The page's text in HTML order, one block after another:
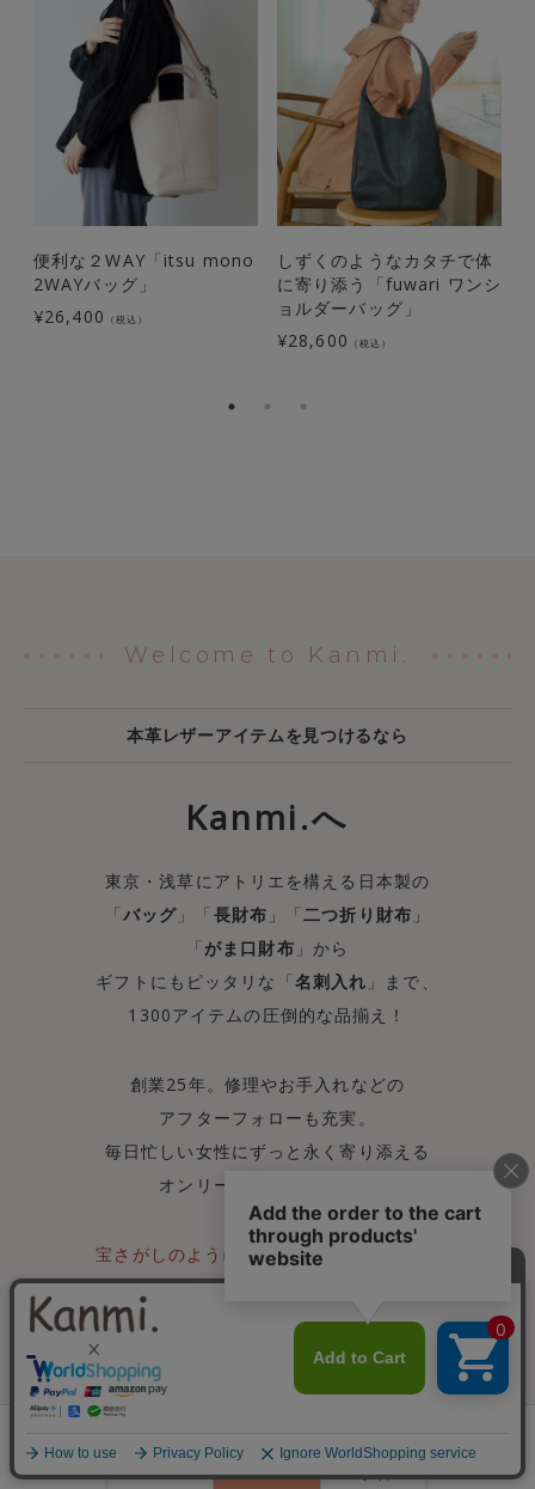
便利な２WAY「itsu mono
2WAYバッグ」
¥26,400 （税込）
しずくのようなカタチで体
に寄り添う「fuwari ワンシ
ョルダーバッグ」
¥28,600 （税込）
Welcome to Kanmi.
本革レザーアイテムを見つけるなら
Kanmi.へ
東京・浅草にアトリエを構える日本製の
「バッグ 」「 長財布 」「二つ折り財布 」
「 がま口財布 」から
ギフトにもピッタリな「名刺入れ 」まで、
1300アイテムの圧倒的な品揃え！
創業25年。修理やお手入れなどの
アフターフォローも充実。
毎日忙しい女性にずっと永く寄り添える
オンリーワンな革小物を。
宝さがしのように見つけるワクワク感と、
自分好みに育つ
本革アイテムの楽しみを提供します。
会員登録
ログイン